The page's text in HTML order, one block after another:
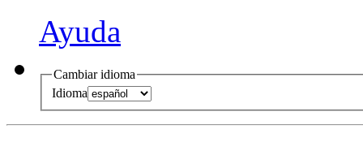
Ayuda
Cambiar idioma
Idioma